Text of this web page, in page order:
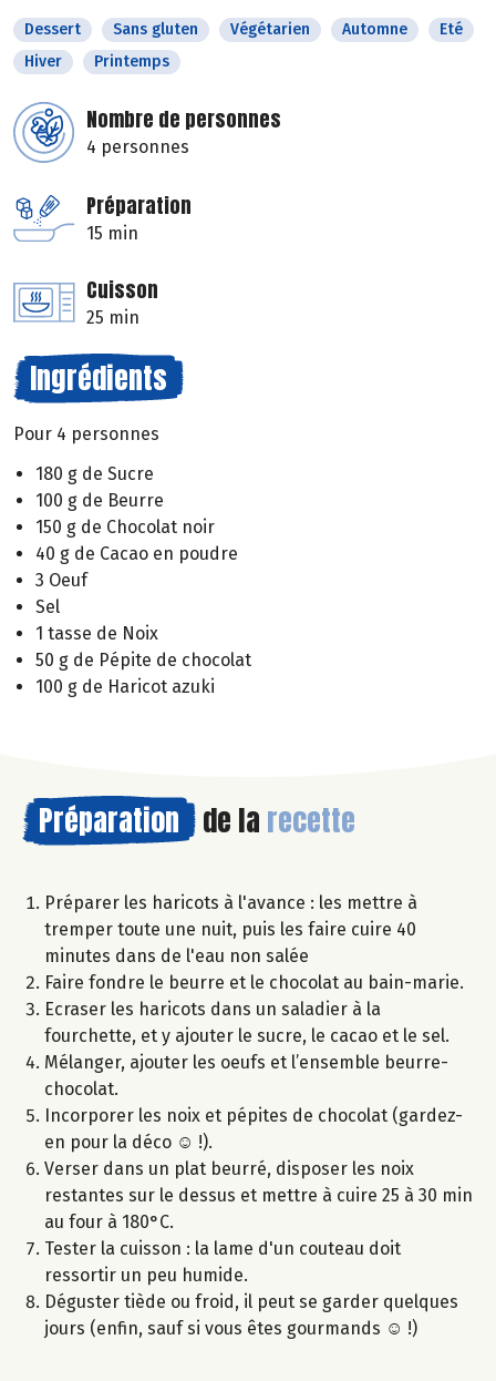
Dessert Sans gluten Végétarien Automne
Eté
Hiver
Printemps
Nombre de personnes
4 personnes
Préparation
15 min
Cuisson
25 min
Ingrédients
Pour 4 personnes
180 g de Sucre
100 g de Beurre
150 g de Chocolat noir
40 g de Cacao en poudre
3 Oeuf
Sel
1 tasse de Noix
50 g de Pépite de chocolat
100 g de Haricot azuki
Préparation de la recette
Préparer les haricots à l'avance : les mettre à
tremper toute une nuit, puis les faire cuire 40
minutes dans de l'eau non salée
Faire fondre le beurre et le chocolat au bain-marie.
Ecraser les haricots dans un saladier à la
fourchette, et y ajouter le sucre, le cacao et le sel.
Mélanger, ajouter les oeufs et l’ensemble beurre-
chocolat.
Incorporer les noix et pépites de chocolat (gardez-
en pour la déco ☺ !).
Verser dans un plat beurré, disposer les noix
restantes sur le dessus et mettre à cuire 25 à 30 min
au four à 180°C.
Tester la cuisson : la lame d'un couteau doit
ressortir un peu humide.
Déguster tiède ou froid, il peut se garder quelques
jours (enfin, sauf si vous êtes gourmands ☺ !)